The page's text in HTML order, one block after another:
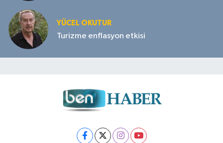
YÜCEL OKUTUR
Turizme enflasyon etkisi